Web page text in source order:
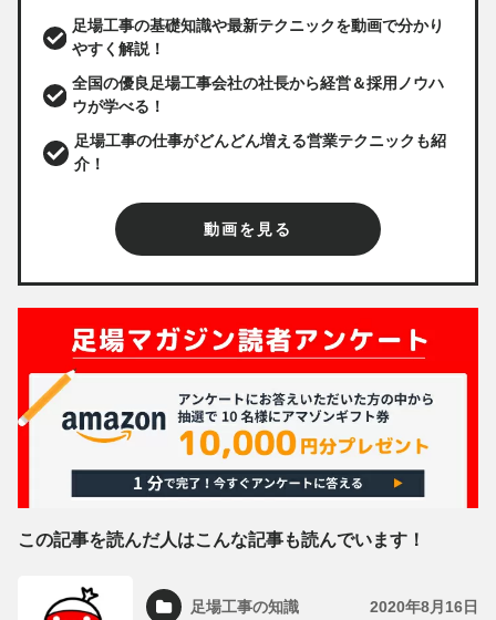
足場工事の基礎知識や最新テクニックを動画で分かり
やすく解説！
全国の優良足場工事会社の社長から経営＆採用ノウハ
ウが学べる！
足場工事の仕事がどんどん増える営業テクニックも紹
介！
動画を見る
この記事を読んだ人はこんな記事も読んでいます！
足場工事の知識 2020年8月16日